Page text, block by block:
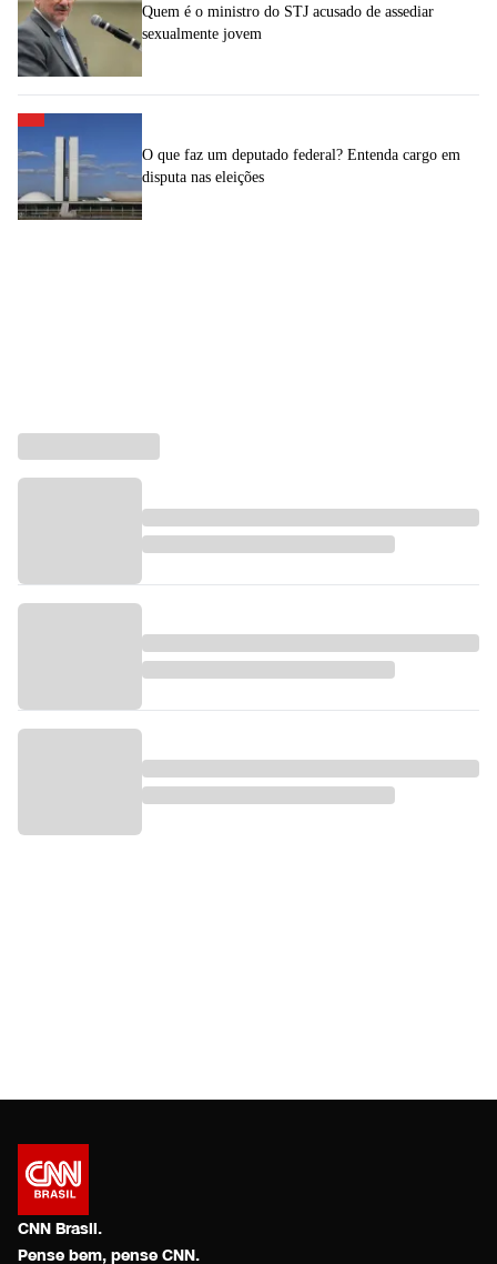
Quem é o ministro do STJ acusado de assediar
sexualmente jovem
O que faz um deputado federal? Entenda cargo em
disputa nas eleições
CNN Brasil.
Pense bem, pense CNN.